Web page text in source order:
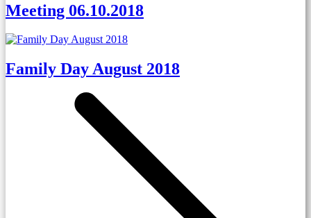
Meeting 06.10.2018
Family Day August 2018